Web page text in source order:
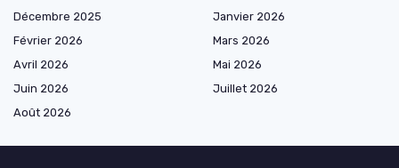
Décembre 2025
Janvier 2026
Février 2026
Mars 2026
Avril 2026
Mai 2026
Juin 2026
Juillet 2026
Août 2026